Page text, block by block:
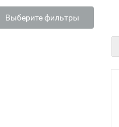
Выберите фильтры